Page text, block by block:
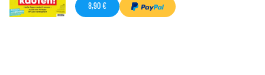
8,90 €